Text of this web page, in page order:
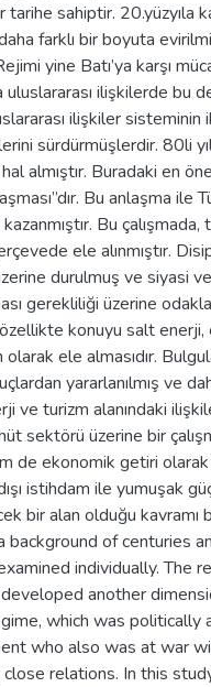
sahiptir. 20.yüzyıla
farklı bir boyuta
yine Batı’ya karşı
ilişkilerde bu
ilişkiler sisteminin
sürdürmüşlerdir. 80li
almıştır. Buradaki en
Bu anlaşma
Bu
ele alınmıştır.
durulmuş ve siyasi
gerekliliği üzerine
konuyu salt
ele almasıdır.
yararlanılmış ve
ve turizm alanındaki
sektörü üzerine bir
de ekonomik getiri
istihdam ile yumuşak
bir alan olduğu kavramı
background of centuries
individually. The
another
which was
who also was at war
relations. In this